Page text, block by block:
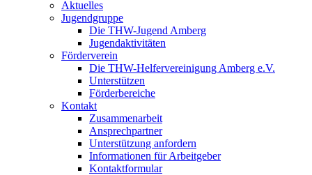
Aktuelles
Jugendgruppe
Die THW-Jugend Amberg
Jugendaktivitäten
Förderverein
Die THW-Helfervereinigung Amberg e.V.
Unterstützen
Förderbereiche
Kontakt
Zusammenarbeit
Ansprechpartner
Unterstützung anfordern
Informationen für Arbeitgeber
Kontaktformular